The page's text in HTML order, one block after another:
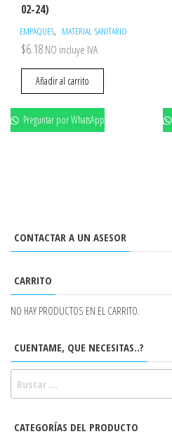
02-24)
EMPAQUES, MATERIAL SANITARIO
$6.18 NO incluye IVA
Añadir al carrito
Preguntar por WhatsApp
CONTACTAR A UN ASESOR
CARRITO
NO HAY PRODUCTOS EN EL CARRITO.
CUENTAME, QUE NECESITAS..?
CATEGORÍAS DEL PRODUCTO